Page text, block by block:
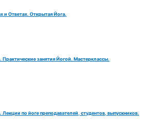
и Ответах. Открытая Йога.
занятия Йогой. Мастерклассы.
по йоге преподавателей, студентов, выпускников.